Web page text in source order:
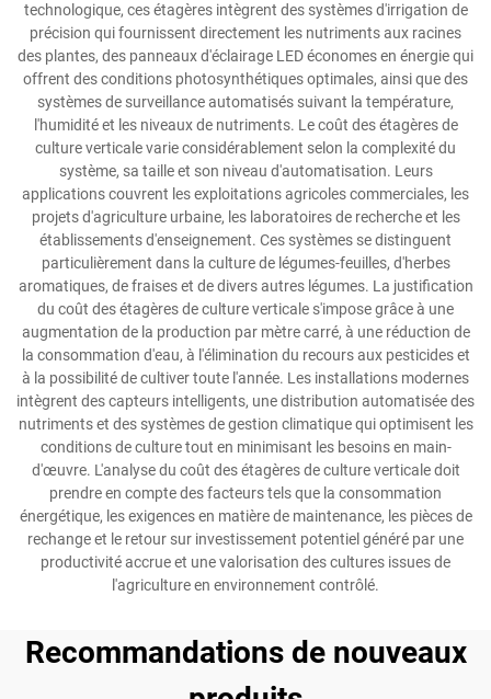
technologique, ces étagères intègrent des systèmes d'irrigation de
précision qui fournissent directement les nutriments aux racines
des plantes, des panneaux d'éclairage LED économes en énergie qui
offrent des conditions photosynthétiques optimales, ainsi que des
systèmes de surveillance automatisés suivant la température,
l'humidité et les niveaux de nutriments. Le coût des étagères de
culture verticale varie considérablement selon la complexité du
système, sa taille et son niveau d'automatisation. Leurs
applications couvrent les exploitations agricoles commerciales, les
projets d'agriculture urbaine, les laboratoires de recherche et les
établissements d'enseignement. Ces systèmes se distinguent
particulièrement dans la culture de légumes-feuilles, d'herbes
aromatiques, de fraises et de divers autres légumes. La justification
du coût des étagères de culture verticale s'impose grâce à une
augmentation de la production par mètre carré, à une réduction de
la consommation d'eau, à l'élimination du recours aux pesticides et
à la possibilité de cultiver toute l'année. Les installations modernes
intègrent des capteurs intelligents, une distribution automatisée des
nutriments et des systèmes de gestion climatique qui optimisent les
conditions de culture tout en minimisant les besoins en main-
d'œuvre. L'analyse du coût des étagères de culture verticale doit
prendre en compte des facteurs tels que la consommation
énergétique, les exigences en matière de maintenance, les pièces de
rechange et le retour sur investissement potentiel généré par une
productivité accrue et une valorisation des cultures issues de
l'agriculture en environnement contrôlé.
Recommandations de nouveaux